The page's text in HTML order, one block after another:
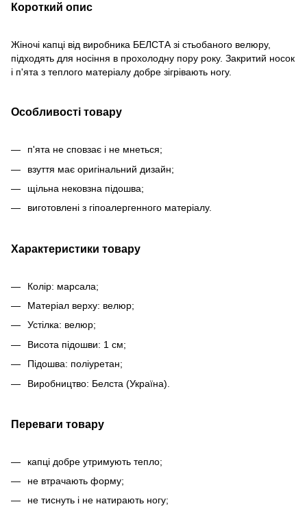
Короткий опис
Жіночі капці від виробника БЕЛСТА зі стьобаного велюру,
підходять для носіння в прохолодну пору року. Закритий носок
і п'ята з теплого матеріалу добре зігрівають ногу.
Особливості товару
п'ята не сповзає і не мнеться;
взуття має оригінальний дизайн;
щільна нековзна підошва;
виготовлені з гіпоалергенного матеріалу.
Характеристики товару
Колір: марсала;
Матеріал верху: велюр;
Устілка: велюр;
Висота підошви: 1 см;
Підошва: поліуретан;
Виробництво: Белста (Україна).
Переваги товару
капці добре утримують тепло;
не втрачають форму;
не тиснуть і не натирають ногу;